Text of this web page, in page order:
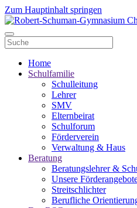
Zum Hauptinhalt springen
Home
Schulfamilie
Schulleitung
Lehrer
SMV
Elternbeirat
Schulforum
Förderverein
Verwaltung & Haus
Beratung
Beratungslehrer &
Unsere
Streitschlichter
Berufliche